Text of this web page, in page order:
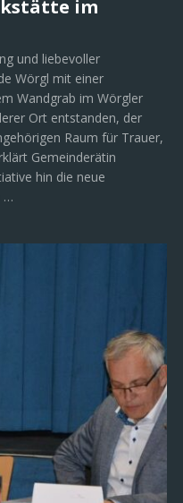
im
und liebevoller
Wörgl mit einer
Wandgrab im Wörgler
Ort entstanden, der
Raum für Trauer,
Gemeinderätin
hin die neue
…